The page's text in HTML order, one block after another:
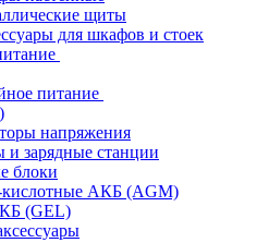
щиты
для шкафов и стоек
питание
напряжения
и зарядные станции
блоки
АКБ (AGM)
(GEL)